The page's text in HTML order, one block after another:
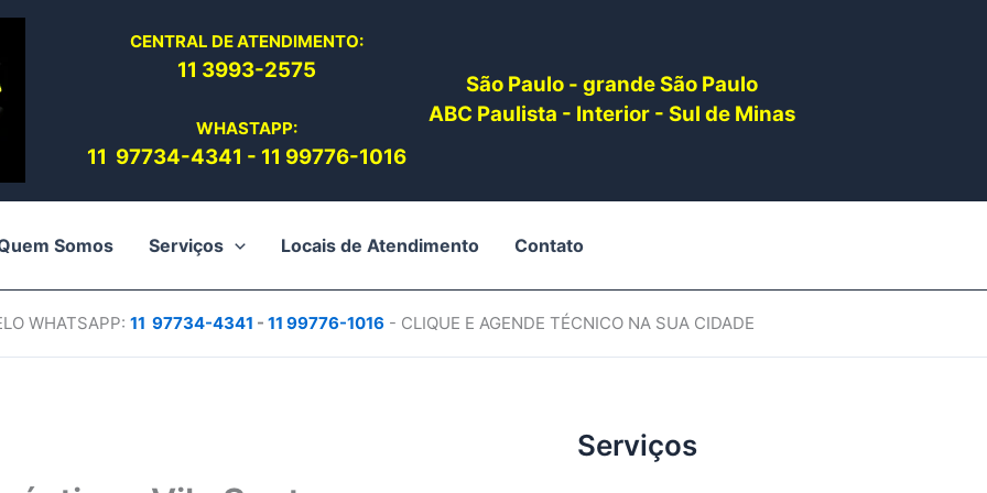
CENTRAL DE ATENDIMENTO:
11 3993-2575
WHASTAPP:
11 97734-4341 - 11 99776-1016
São Paulo - grande São Paulo
ABC Paulista - Interior - Sul de Minas
Somos Serviços Locais de Atendimento Contato
WHATSAPP: 11 97734-4341 - 11 99776-1016 - CLIQUE E AGENDE TÉCNICO NA SUA CIDADE
Serviços